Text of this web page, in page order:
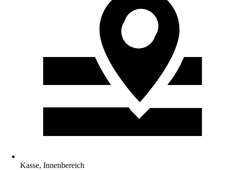
Kasse, Innenbereich